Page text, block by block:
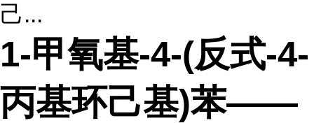
己...
1-甲氧基-4-(反式-4-
丙基环己基)苯——